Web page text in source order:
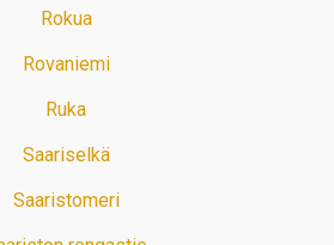
Rokua
Rovaniemi
Ruka
Saariselkä
Saaristomeri